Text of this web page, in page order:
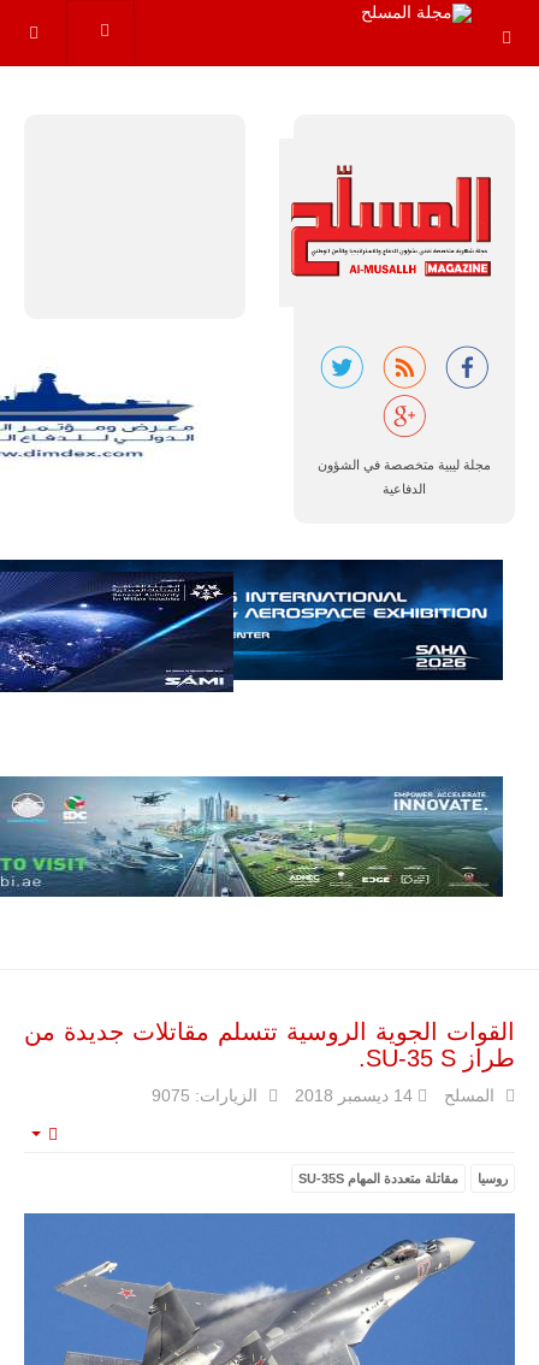
مجلة ليبية متخصصة في الشؤون
الدفاعية
المسيرة
الروسية
مع تصاعد حدة
الحرب الجوية
الروسية في
مالي رُصدت
طائرة أوريون
بدون طيار فوق
فإن الجمع بين
قدرة طائرة
أوريون على
التحليق…
للمزيد
تدريبات
جيوش وقادة
من 30 دولة
بمدينة سرت
الليبية.
القوات الجوية الروسية تتسلم مقاتلات جديدة من
طراز SU-35 S.
المسلح 14 ديسمبر 2018 الزيارات: 9075
روسيا مقاتلة متعددة المهام SU-35S